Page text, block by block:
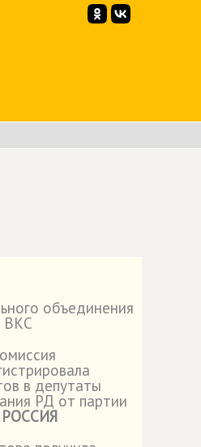
объединения
ВКС
в депутаты
РД от партии